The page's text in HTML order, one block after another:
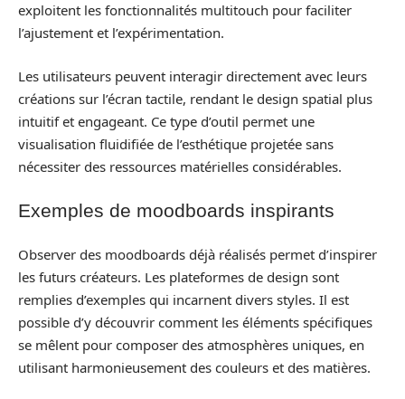
exploitent les fonctionnalités multitouch pour faciliter
l’ajustement et l’expérimentation.
Les utilisateurs peuvent interagir directement avec leurs
créations sur l’écran tactile, rendant le design spatial plus
intuitif et engageant. Ce type d’outil permet une
visualisation fluidifiée de l’esthétique projetée sans
nécessiter des ressources matérielles considérables.
Exemples de moodboards inspirants
Observer des moodboards déjà réalisés permet d’inspirer
les futurs créateurs. Les plateformes de design sont
remplies d’exemples qui incarnent divers styles. Il est
possible d’y découvrir comment les éléments spécifiques
se mêlent pour composer des atmosphères uniques, en
utilisant harmonieusement des couleurs et des matières.